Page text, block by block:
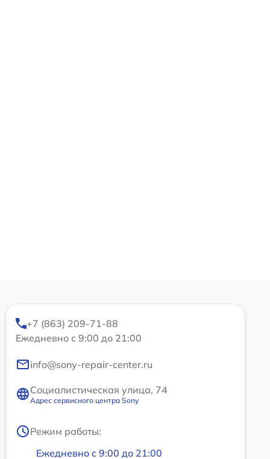
+7 (863) 209-71-88
Ежедневно с 9:00 до 21:00
info@sony-repair-center.ru
Социалистическая улица, 74
Адрес сервисного центра Sony
Режим работы:
Ежедневно с 9:00 до 21:00